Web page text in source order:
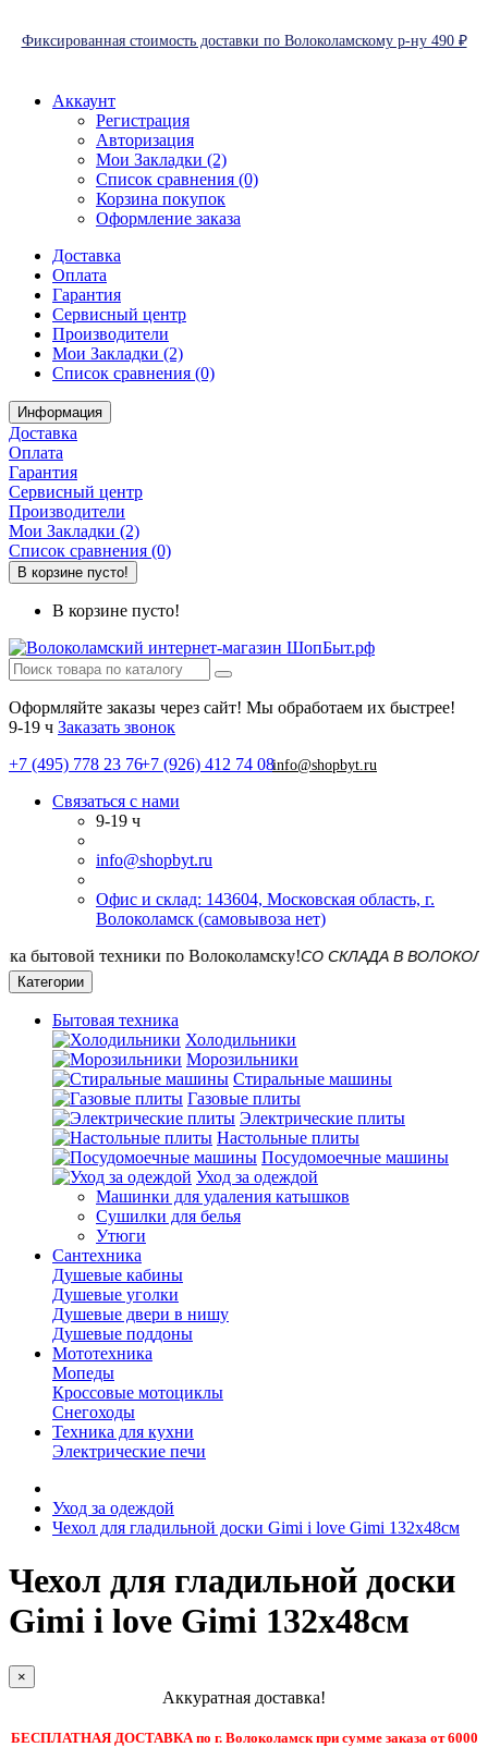
Фиксированная стоимость доставки по Волоколамскому р-ну 490 ₽
Аккаунт
Регистрация
Авторизация
Мои Закладки (2)
Список сравнения (0)
Корзина покупок
Оформление заказа
Доставка
Оплата
Гарантия
Сервисный центр
Производители
Мои Закладки (2)
Список сравнения (0)
Информация
Доставка
Оплата
Гарантия
Сервисный центр
Производители
Мои Закладки (2)
Список сравнения (0)
В корзине пусто!
В корзине пусто!
Оформляйте заказы через сайт! Мы обработаем их быстрее!
9-19 ч Заказать звонок
+7 (495) 778 23 76+7 (926) 412 74 08info@shopbyt.ru
Связаться с нами
9-19 ч
info@shopbyt.ru
Офис и склад: 143604, Московская область, г.
Волоколамск (самовывоза нет)
СО СКЛАДА В ВОЛОКОЛАМСКЕ!
Категории
Бытовая техника
Холодильники
Морозильники
Стиральные машины
Газовые плиты
Электрические плиты
Настольные плиты
Посудомоечные машины
Уход за одеждой
Машинки для удаления катышков
Сушилки для белья
Утюги
Сантехника
Душевые кабины
Душевые уголки
Душевые двери в нишу
Душевые поддоны
Мототехника
Мопеды
Кроссовые мотоциклы
Снегоходы
Техника для кухни
Электрические печи
Уход за одеждой
Чехол для гладильной доски Gimi i love Gimi 132х48см
Чехол для гладильной доски
Gimi i love Gimi 132х48см
×
Аккуратная доставка!
БЕСПЛАТНАЯ ДОСТАВКА по г. Волоколамск при сумме заказа от 6000